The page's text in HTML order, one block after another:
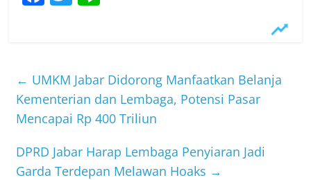
b
o
o
k
← UMKM Jabar Didorong Manfaatkan Belanja
Kementerian dan Lembaga, Potensi Pasar
Mencapai Rp 400 Triliun
DPRD Jabar Harap Lembaga Penyiaran Jadi
Garda Terdepan Melawan Hoaks →